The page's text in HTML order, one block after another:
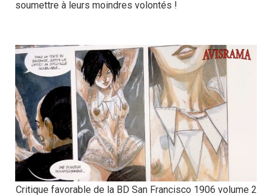
soumettre à leurs moindres volontés !
Critique favorable de la BD San Francisco 1906 volume 2